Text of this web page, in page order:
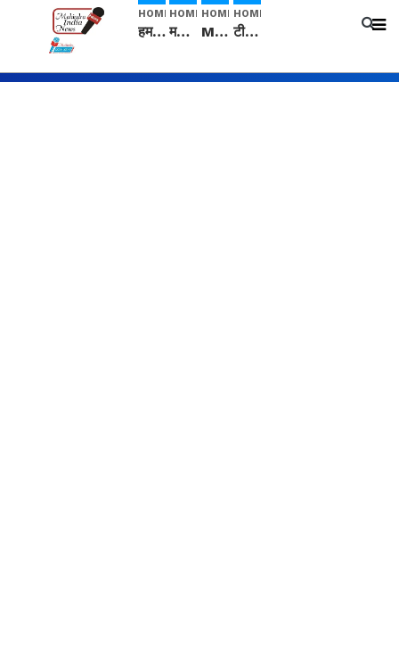
HOME
हम सनातनी..." सांसद kangana Ranaut से क्या बोली लड़की? Viral Jantar-Mantar | CJP protest
HOME
मनीषा हत्याकांड: हत्या, आत्महत्या या कोई बड़ा राज? | Full Story | Josh Haryana
HOME
Mangalsutra: हिंदू धर्म में शादी के बाद मंगलसूत्र क्यों पहनती है महिलाएं, किसने शुरु की ये परंपरा
HOME
टीम बीकेई ने एग्रीकल्चर ग्रेड की यूरिया खाद गट्टों में बदलकर टेक्निकल ग्रेड में बेचने वालों पर करवाई कार्रवाई: लखविंदर सिंह औलख